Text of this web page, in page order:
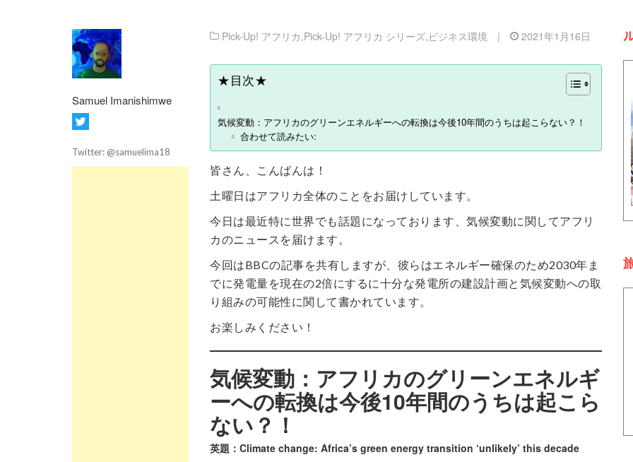
Samuel Imanishimwe
Twitter: @samuelima18
Pick-Up! アフリカ,Pick-Up! アフリカ シリーズ,ビジネス環境 | 2021年1月16日
★目次★
気候変動：アフリカのグリーンエネルギーへの転換は今後10年間のうちは起こらない？！
合わせて読みたい:
皆さん、こんばんは！
土曜日はアフリカ全体のことをお届けしています。
今日は最近特に世界でも話題になっております、気候変動に関してアフリ
カのニュースを届けます。
今回はBBCの記事を共有しますが、彼らはエネルギー確保のため2030年ま
でに発電量を現在の2倍にするに十分な発電所の建設計画と気候変動への取
り組みの可能性に関して書かれています。
お楽しみください！
気候変動：アフリカのグリーンエネルギ
ーへの転換は今後10年間のうちは起こら
ない？！
英題：Climate change: Africa’s green energy transition ‘unlikely’ this decade